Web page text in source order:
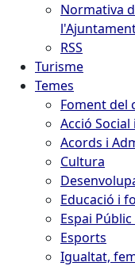
Normativa
RSS
Turisme
Temes
Foment del
Acció Social
Acords i
Cultura
Educació i
Espai
Esports
Igualtat,